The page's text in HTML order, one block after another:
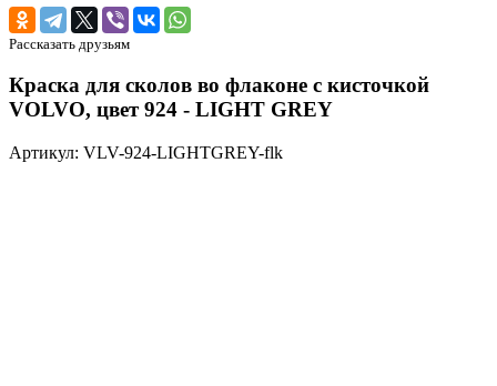
Рассказать друзьям
Краска для сколов во флаконе с кисточкой
VOLVO, цвет 924 - LIGHT GREY
Артикул: VLV-924-LIGHTGREY-flk